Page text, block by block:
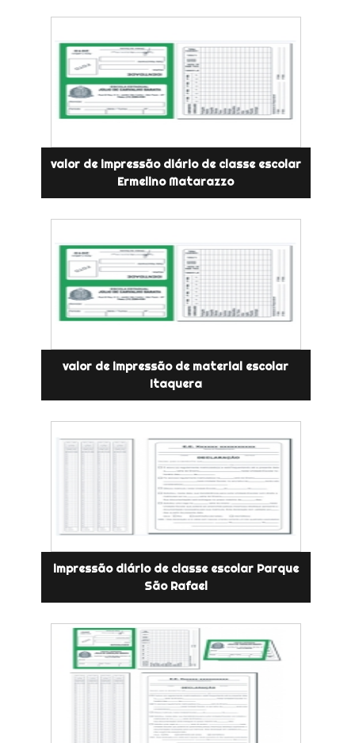
valor de impressão diário de classe escolar
Ermelino Matarazzo
valor de impressão de material escolar
Itaquera
impressão diário de classe escolar Parque
São Rafael